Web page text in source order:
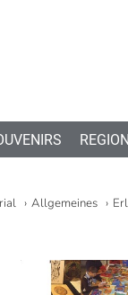
Allgemeines